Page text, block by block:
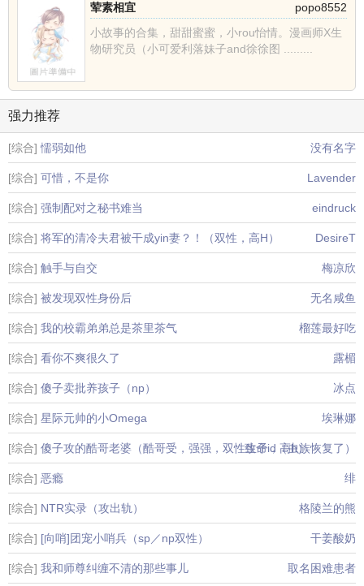
popo8552
荤素相宜
小故事的合集，甜甜蜜蜜，小rou怡情。漫画师X生
物研究员（小可爱利落妹子and徐徐图 .........
强力推荐
[综合] 懦弱如他 没有名字
[综合] 可惜，不是你 Lavender
[综合] 强制配对之秘书难当 eindruck
[综合] 将军的清冷夫君被干成yin妻？！（双性，高H） DesireT
[综合] 触手与自交 梅凉欣
[综合] 被发现双性身份后 无名咸鱼
[综合] 我的校霸弟弟总是茶里茶气 榴莲最好吃
[综合] 看你不爽很久了 露楣
[综合] 傻子卖批养孩子（np） 冰点
[综合] 星际元帅的小Omega 埃琳娜
[综合] 傻子攻的酷哥老婆（酷哥受，强强，双性生子，高h）
致命id（虫族恢复了）
[综合] 恶瘾 绯
[综合] NTR实录（攻出轨） 格陵兰的熊
[综合] [向哨]团宠小哨兵（sp／np双性） 干姜酸奶
[综合] 我和师尊纠缠不清的那些事儿 取名困难患者